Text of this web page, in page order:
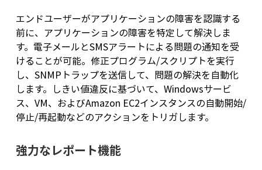
エンドユーザーがアプリケーションの障害を認識する
前に、アプリケーションの障害を特定して解決しま
す。電子メールとSMSアラートによる問題の通知を受
けることが可能。修正プログラム/スクリプトを実行
し、SNMPトラップを送信して、問題の解決を自動化
します。しきい値違反に基づいて、Windowsサービ
ス、VM、およびAmazon EC2インスタンスの自動開始/
停止/再起動などのアクションをトリガします。
強力なレポート機能